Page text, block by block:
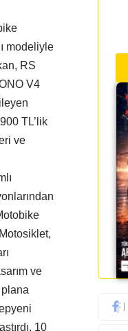
modeliyle
RS
V4
TL’lik
ve
ve
10